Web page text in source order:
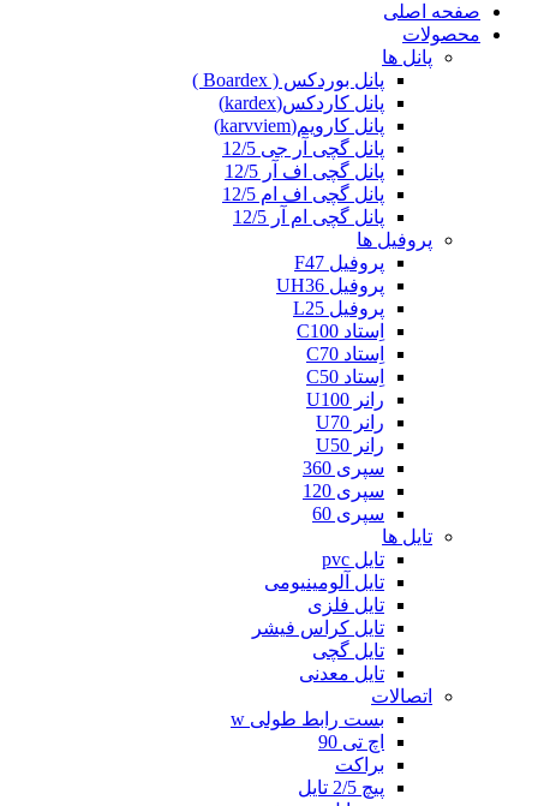
صفحه اصلی
محصولات
پانل ها
پانل بوردکس ( Boardex )
پانل کاردکس(kardex)
پانل کارویم(karvviem)
پانل گچی آر جی 12/5
پانل گچی اف آر 12/5
پانل گچی اف ام 12/5
پانل گچی ام آر 12/5
پروفیل ها
پروفیل F47
پروفیل UH36
پروفیل L25
اِستاد C100
اِستاد C70
اِستاد C50
رانر U100
رانر U70
رانر U50
سپری 360
سپری 120
سپری 60
تایل ها
تایل pvc
تایل آلومینیومی
تایل فلزی
تایل کراس فیشر
تایل گچی
تایل معدنی
اتصالات
بست رابط طولی w
اچ تی 90
براکت
پیچ 2/5 تایل